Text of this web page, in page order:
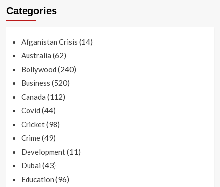
Categories
Afganistan Crisis (14)
Australia (62)
Bollywood (240)
Business (520)
Canada (112)
Covid (44)
Cricket(98)
Crime(49)
Development(11)
Dubai (43)
Education (96)